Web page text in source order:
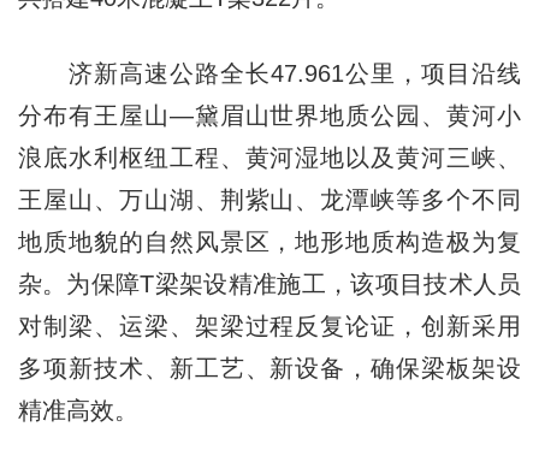
济新高速公路全长47.961公里，项目沿线
分布有王屋山—黛眉山世界地质公园、黄河小
浪底水利枢纽工程、黄河湿地以及黄河三峡、
王屋山、万山湖、荆紫山、龙潭峡等多个不同
地质地貌的自然风景区，地形地质构造极为复
杂。为保障T梁架设精准施工，该项目技术人员
对制梁、运梁、架梁过程反复论证，创新采用
多项新技术、新工艺、新设备，确保梁板架设
精准高效。